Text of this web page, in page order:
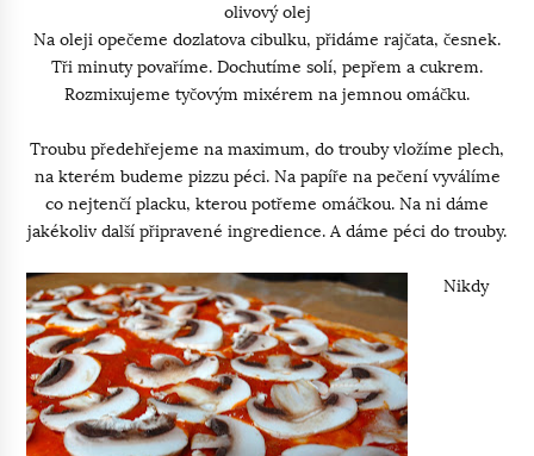
olivový olej
Na oleji opečeme dozlatova cibulku, přidáme rajčata, česnek.
Tři minuty povaříme. Dochutíme solí, pepřem a cukrem.
Rozmixujeme tyčovým mixérem na jemnou omáčku.
Troubu předehřejeme na maximum, do trouby vložíme plech,
na kterém budeme pizzu péci. Na papíře na pečení vyválíme
co nejtenčí placku, kterou potřeme omáčkou. Na ni dáme
jakékoliv další připravené ingredience. A dáme péci do trouby.
Nikdy